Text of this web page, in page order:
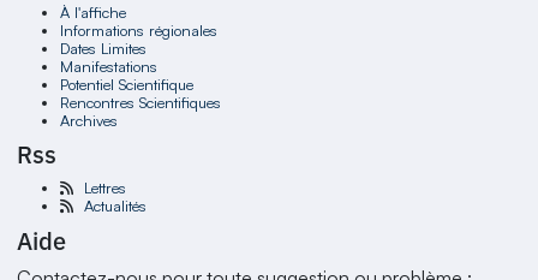
À l'affiche
Informations régionales
Dates Limites
Manifestations
Potentiel Scientifique
Rencontres Scientifiques
Archives
Rss
Lettres
Actualités
Aide